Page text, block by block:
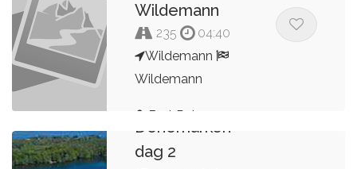
Wildemann
235
04:40
Wildemann
Wildemann
Bert Peters
Denemarken
dag 2